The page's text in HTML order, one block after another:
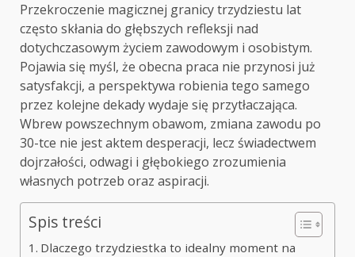
Przekroczenie magicznej granicy trzydziestu lat
często skłania do głębszych refleksji nad
dotychczasowym życiem zawodowym i osobistym.
Pojawia się myśl, że obecna praca nie przynosi już
satysfakcji, a perspektywa robienia tego samego
przez kolejne dekady wydaje się przytłaczająca.
Wbrew powszechnym obawom, zmiana zawodu po
30-tce nie jest aktem desperacji, lecz świadectwem
dojrzałości, odwagi i głębokiego zrozumienia
własnych potrzeb oraz aspiracji.
Spis treści
Dlaczego trzydziestka to idealny moment na